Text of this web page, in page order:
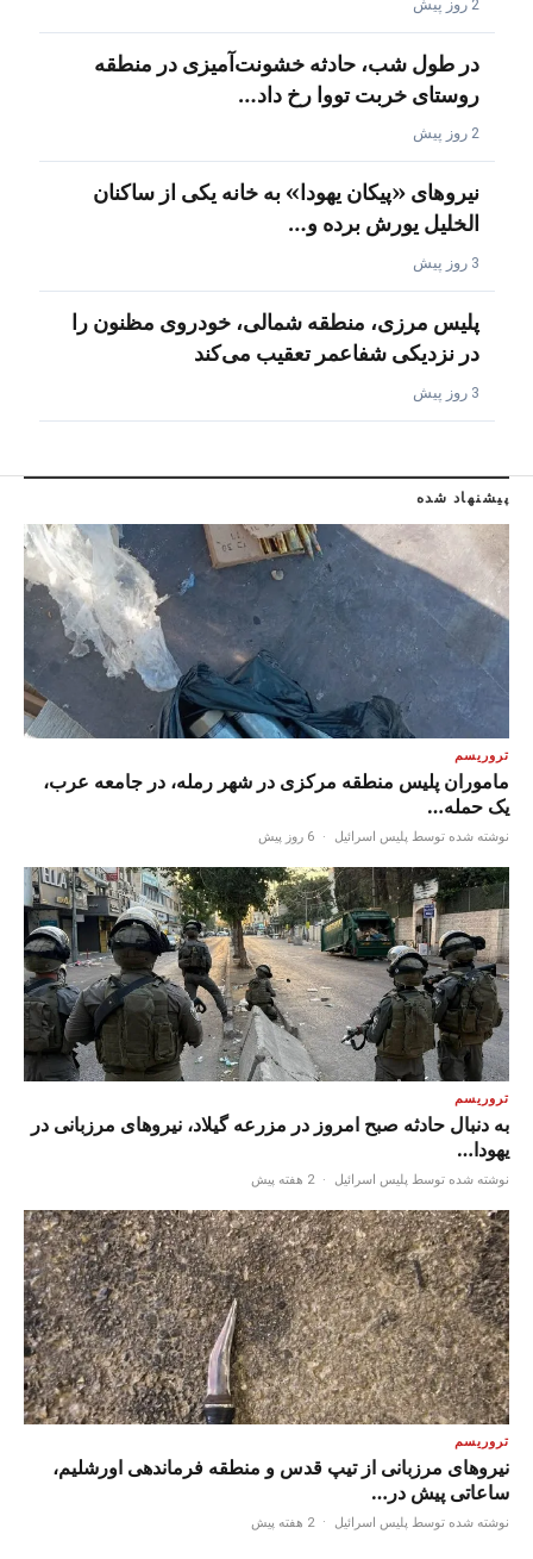
2 روز پیش
در طول شب، حادثه خشونت‌آمیزی در منطقه
روستای خربت تووا رخ داد…
2 روز پیش
نیروهای «پیکان یهودا» به خانه یکی از ساکنان
الخلیل یورش برده و…
3 روز پیش
پلیس مرزی، منطقه شمالی، خودروی مظنون را
در نزدیکی شفاعمر تعقیب می‌کند
3 روز پیش
پیشنهاد شده
تروریسم
ماموران پلیس منطقه مرکزی در شهر رمله، در جامعه عرب،
یک حمله…
نوشته شده توسط پلیس اسرائیل · 6 روز پیش
تروریسم
به دنبال حادثه صبح امروز در مزرعه گیلاد، نیروهای مرزبانی در
یهودا…
نوشته شده توسط پلیس اسرائیل · 2 هفته پیش
تروریسم
نیروهای مرزبانی از تیپ قدس و منطقه فرماندهی اورشلیم،
ساعاتی پیش در…
نوشته شده توسط پلیس اسرائیل · 2 هفته پیش